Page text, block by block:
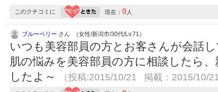
このクチコミに 現在： 0人
ブルーベリー さん （女性/新潟市/30代/Lv.71）
いつも美容部員の方とお客さんが会話
肌の悩みを美容部員の方に相談したら
したよ～
（投稿:2015/10/21 掲載：2015/10/